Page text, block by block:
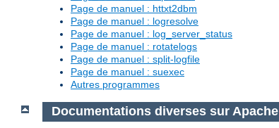
Page de manuel : httxt2dbm
Page de manuel : logresolve
Page de manuel : log_server_status
Page de manuel : rotatelogs
Page de manuel : split-logfile
Page de manuel : suexec
Autres programmes
Documentations diverses sur Apache